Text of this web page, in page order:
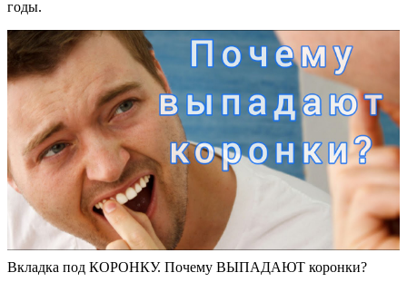
годы.
Вкладка под КОРОНКУ. Почему ВЫПАДАЮТ коронки?